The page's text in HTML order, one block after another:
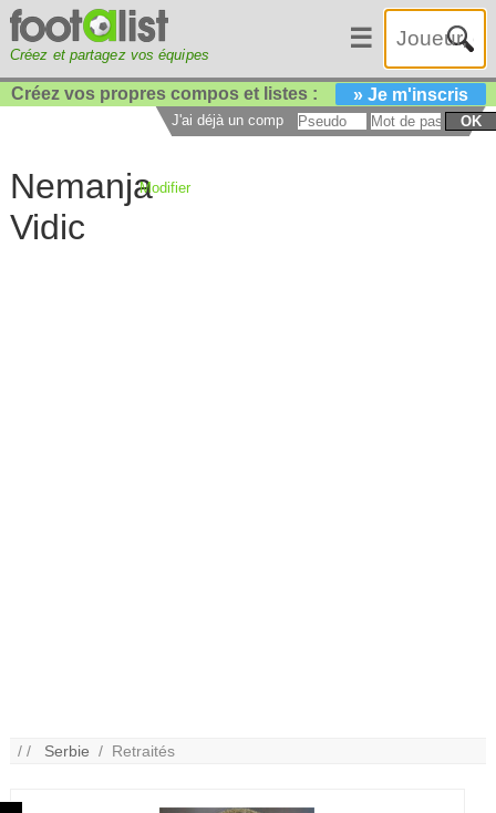
Créez et partagez vos équipes
☰
Créez vos propres compos et listes : » Je m'inscris
J'ai déjà un compte : OK
Nemanja
Vidic
Modifier
/ / Serbie / Retraités